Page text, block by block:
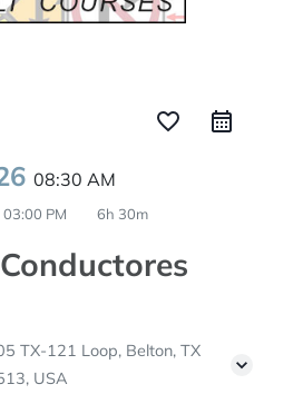
favorite_border
08:30 AM
03:00 PM 6h 30m
TX-121 Loop, Belton, TX
USA